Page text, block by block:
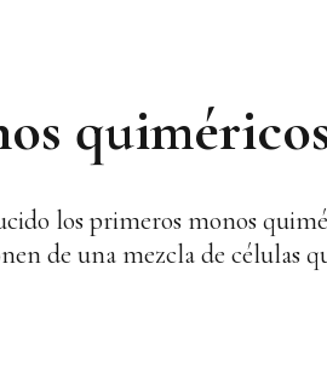
los primeros monos
de una mezcla de células